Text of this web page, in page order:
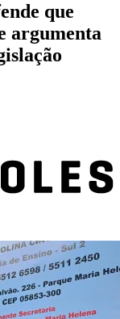
que
argumenta